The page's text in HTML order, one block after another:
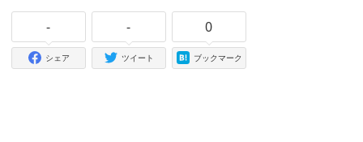
-
シェア
-
ツイート
0
ブックマーク